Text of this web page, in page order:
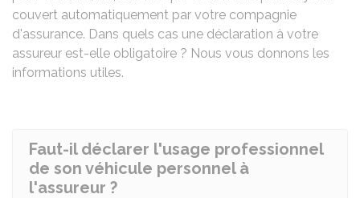
couvert automatiquement par votre compagnie
d'assurance. Dans quels cas une déclaration à votre
assureur est-elle obligatoire ? Nous vous donnons les
informations utiles.
Faut-il déclarer l'usage professionnel
de son véhicule personnel à
l'assureur ?